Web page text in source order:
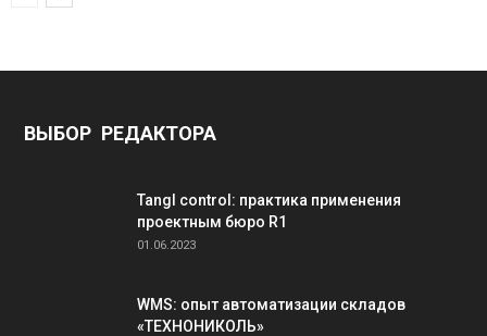
ВЫБОР РЕДАКТОРА
Tangl control: практика применения
проектным бюро R1
01.06.2023
WMS: опыт автоматизации складов
«ТЕХНОНИКОЛЬ»